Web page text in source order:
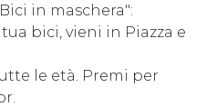
in maschera":
bici, vieni in Piazza e
le età. Premi per